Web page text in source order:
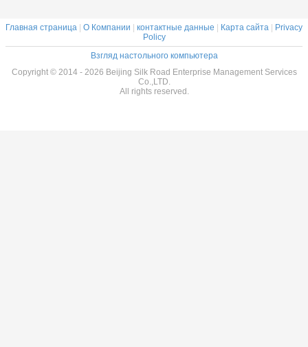
Главная страница | О Компании | контактные данные | Карта сайта | Privacy
Policy
Взгляд настольного компьютера
Copyright © 2014 - 2026 Beijing Silk Road Enterprise Management Services
Co.,LTD.
All rights reserved.